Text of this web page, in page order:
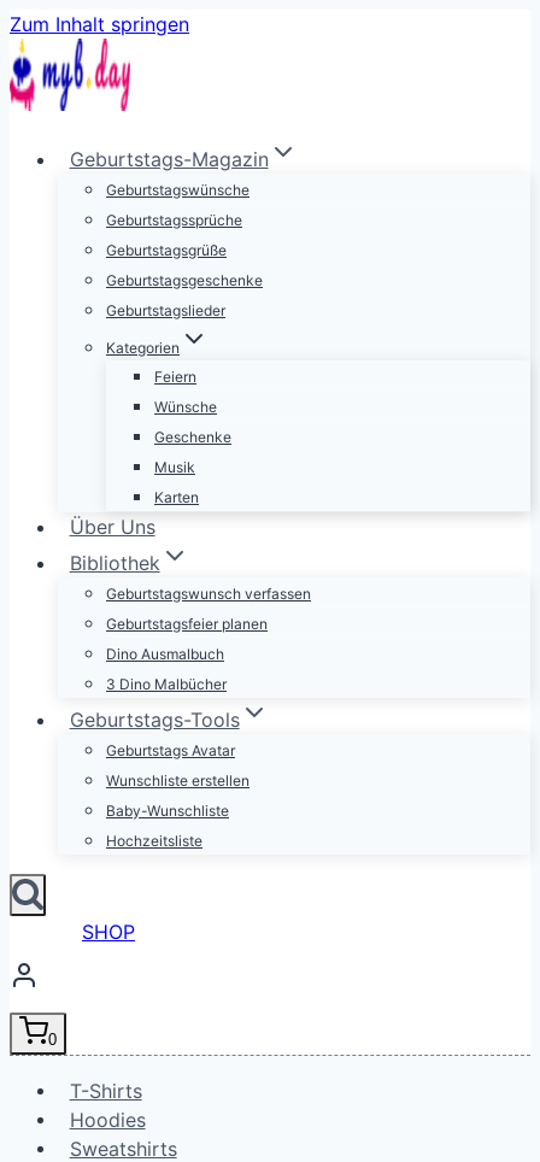
Zum Inhalt springen
Geburtstags-Magazin
Geburtstagswünsche
Geburtstagssprüche
Geburtstagsgrüße
Geburtstagsgeschenke
Geburtstagslieder
Kategorien
Feiern
Wünsche
Geschenke
Musik
Karten
Über Uns
Bibliothek
Geburtstagswunsch verfassen
Geburtstagsfeier planen
Dino Ausmalbuch
3 Dino Malbücher
Geburtstags-Tools
Geburtstags Avatar
Wunschliste erstellen
Baby-Wunschliste
Hochzeitsliste
SHOP
0
T-Shirts
Hoodies
Sweatshirts